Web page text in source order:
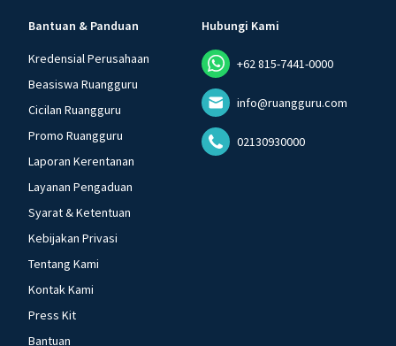
Bantuan & Panduan
Kredensial Perusahaan
Beasiswa Ruangguru
Cicilan Ruangguru
Promo Ruangguru
Laporan Kerentanan
Layanan Pengaduan
Syarat & Ketentuan
Kebijakan Privasi
Tentang Kami
Kontak Kami
Press Kit
Bantuan
Hubungi Kami
+62 815-7441-0000
info@ruangguru.com
02130930000